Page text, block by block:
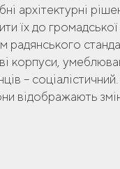
архітектурні
їх до
радянського
корпуси,
–
відображають